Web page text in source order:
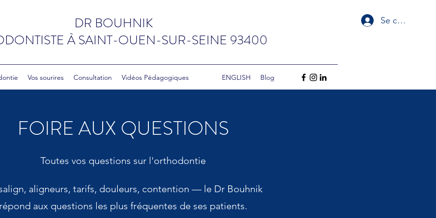
DR BOUHNIK
ÀSAINT-OUEN-SUR-SEINE 93400
Se connecter
Vos sourires Consultation Vidéos Pédagogiques ‏‏‎ ‎‏‏‎ ‎‏‏‎ ‎‏‏‎ ‎‏‏‎ ‎‏‏‎ ‎‏‏‎ ‏‏‎ ‎‏‏‎ ‎‏‏‎ ‎‏‏‎ ‎‎‏‏‎ ‎ENGLISH Blog
FOIRE AUX QUESTIONS
Toutes vos questions sur l'orthodontie
aligneurs, tarifs, douleurs, contention — le Dr Bouhnik
répond aux questions les plus fréquentes de ses patients.